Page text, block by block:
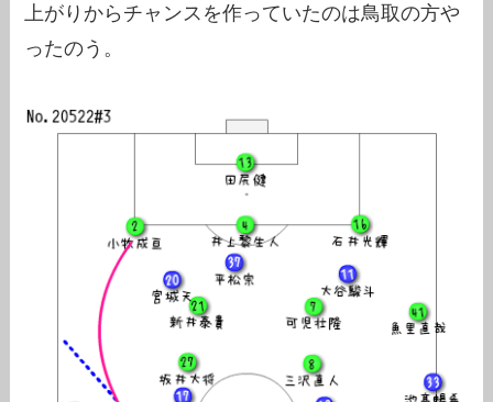
上がりからチャンスを作っていたのは鳥取の方や
ったのう。